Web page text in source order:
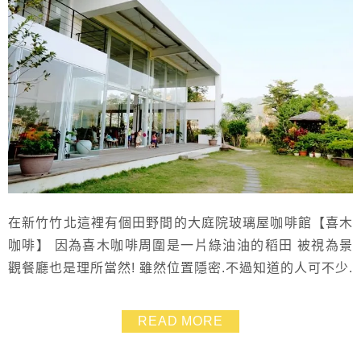
在新竹竹北這裡有個田野間的大庭院玻璃屋咖啡館【喜木
咖啡】 因為喜木咖啡周圍是一片綠油油的稻田 被視為景
觀餐廳也是理所當然! 雖然位置隱密.不過知道的人可不少.
以坐在挑高且充滿陽光的玻璃屋內喝咖啡~放空一下❤ 望
著窗外的稻田.有種慢活的度假氛圍 我覺得就算是雨天前
READ MORE